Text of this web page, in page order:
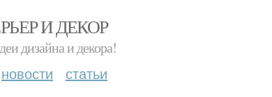
И ДЕКОР
дизайна и декора!
новости статьи